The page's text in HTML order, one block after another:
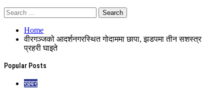
Home
वीरगञ्जको आदर्शनगरस्थित गोदाममा छापा, झडपमा तीन सशस्त्र
प्रहरी घाइते
Popular Posts
खबर